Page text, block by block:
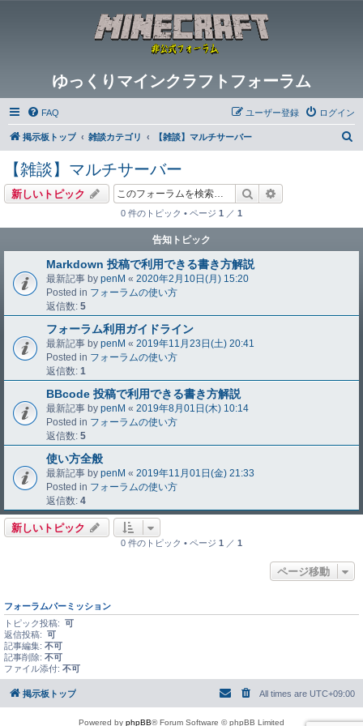
ゆっくりマインクラフトフォーラム
FAQ ログイン
ユーザー登録
掲示板トップ 雑談カテゴリ 【雑談】マルチサーバー
【雑談】マルチサーバー
新しいトピック 検索
0 件のトピック • ページ 1 ／ 1
告知トピック
Markdown 投稿で利用できる書き方解説
最新記事 by penM « 2020年2月10日(月) 15:20
Posted in フォーラムの使い方
返信数: 5
フォーラム利用ガイドライン
最新記事 by penM « 2019年11月23日(土) 20:41
Posted in フォーラムの使い方
返信数: 1
BBcode 投稿で利用できる書き方解説
最新記事 by penM « 2019年8月01日(木) 10:14
Posted in フォーラムの使い方
返信数: 5
使い方全般
最新記事 by penM « 2019年11月01日(金) 21:33
Posted in フォーラムの使い方
返信数: 4
新しいトピック
0 件のトピック • ページ 1 ／ 1
ページ移動
フォーラムパーミッション
トピック投稿: 可
返信投稿: 可
記事編集: 不可
記事削除: 不可
ファイル添付: 不可
掲示板トップ All times are UTC+09:00
Powered by phpBB® Forum Software © phpBB Limited